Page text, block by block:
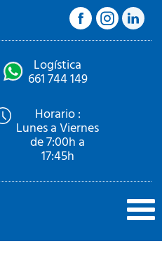
Logística
661 744 149
Horario :
Lunes a Viernes
de 7:00h a
17:45h